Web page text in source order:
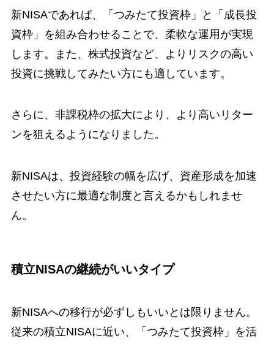
新NISAであれば、「つみたて投資枠」と「成長投
資枠」を組み合わせることで、柔軟な運用が実現
します。また、株式投資など、よりリスクの高い
投資に挑戦してみたい方にも適しています。
さらに、非課税枠の拡大により、より高いリター
ンを狙えるようになりました。
新NISAは、投資経験の幅を広げ、資産形成を加速
させたい方に最適な制度と言えるかもしれませ
ん。
積立NISAの継続がいいタイプ
新NISAへの移行が必ずしもいいとは限りません。
従来の積立NISAに近い、「つみたて投資枠」を活